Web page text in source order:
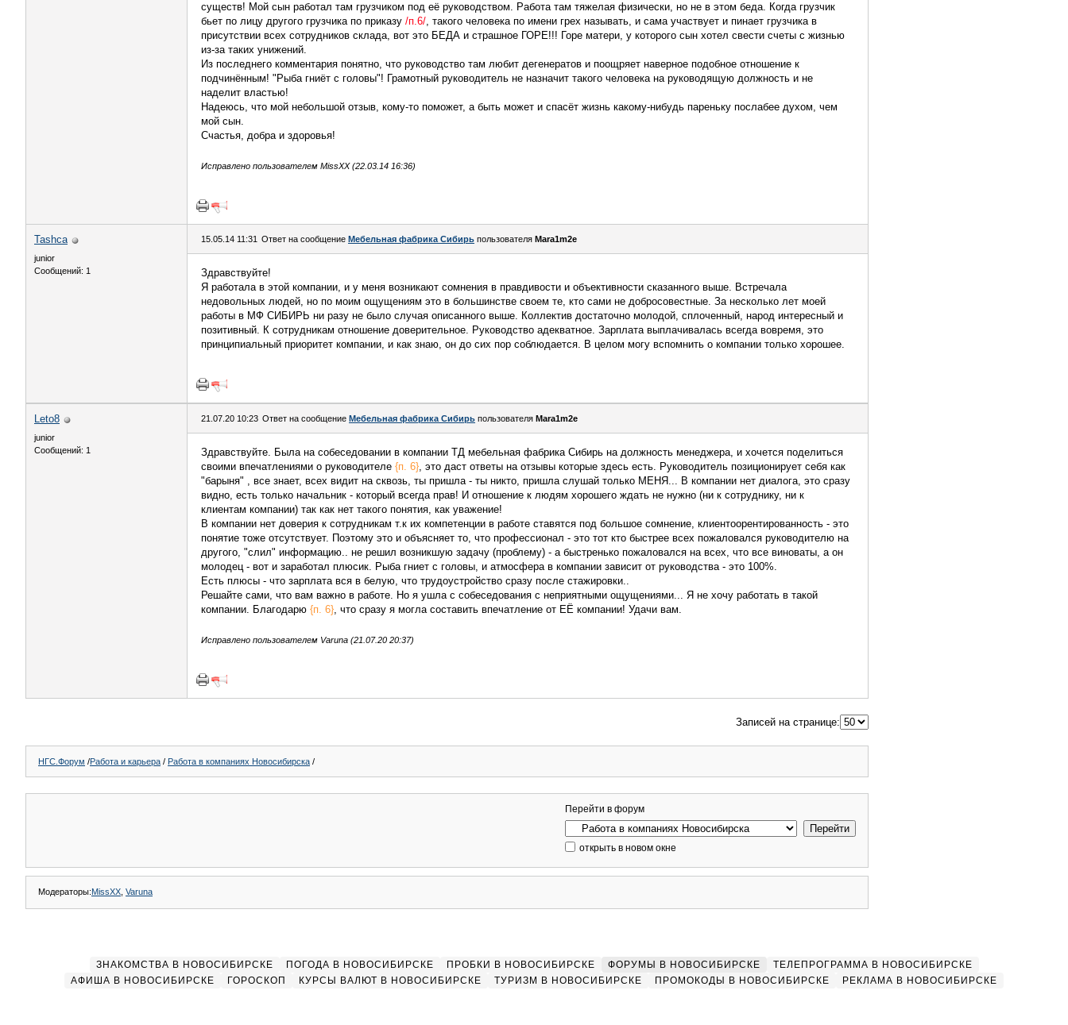
существ! Мой сын работал там грузчиком под её руководством. Работа там тяжелая физически, но не в этом беда. Когда грузчик
бьет по лицу другого грузчика по приказу /п.6/, такого человека по имени грех называть, и сама участвует и пинает грузчика в
присутствии всех сотрудников склада, вот это БЕДА и страшное ГОРЕ!!! Горе матери, у которого сын хотел свести счеты с жизнью
из-за таких унижений.
Из последнего комментария понятно, что руководство там любит дегенератов и поощряет наверное подобное отношение к
подчинённым! "Рыба гниёт с головы"! Грамотный руководитель не назначит такого человека на руководящую должность и не
наделит властью!
Надеюсь, что мой небольшой отзыв, кому-то поможет, а быть может и спасёт жизнь какому-нибудь пареньку послабее духом, чем
мой сын.
Счастья, добра и здоровья!
Исправлено пользователем MissXX (22.03.14 16:36)
Tashca
junior
Сообщений: 1
15.05.14 11:31 Ответ на сообщение Мебельная фабрика Сибирь пользователя Mara1m2e
Здравствуйте!
Я работала в этой компании, и у меня возникают сомнения в правдивости и объективности сказанного выше. Встречала
недовольных людей, но по моим ощущениям это в большинстве своем те, кто сами не добросовестные. За несколько лет моей
работы в МФ СИБИРЬ ни разу не было случая описанного выше. Коллектив достаточно молодой, сплоченный, народ интересный и
позитивный. К сотрудникам отношение доверительное. Руководство адекватное. Зарплата выплачивалась всегда вовремя, это
принципиальный приоритет компании, и как знаю, он до сих пор соблюдается. В целом могу вспомнить о компании только хорошее.
Leto8
junior
Сообщений: 1
21.07.20 10:23 Ответ на сообщение Мебельная фабрика Сибирь пользователя Mara1m2e
Здравствуйте. Была на собеседовании в компании ТД мебельная фабрика Сибирь на должность менеджера, и хочется поделиться
своими впечатлениями о руководителе {п. 6}, это даст ответы на отзывы которые здесь есть. Руководитель позиционирует себя как
"барыня" , все знает, всех видит на сквозь, ты пришла - ты никто, пришла слушай только МЕНЯ... В компании нет диалога, это сразу
видно, есть только начальник - который всегда прав! И отношение к людям хорошего ждать не нужно (ни к сотруднику, ни к
клиентам компании) так как нет такого понятия, как уважение!
В компании нет доверия к сотрудникам т.к их компетенции в работе ставятся под большое сомнение, клиентоорентированность - это
понятие тоже отсутствует. Поэтому это и объясняет то, что профессионал - это тот кто быстрее всех пожаловался руководителю на
другого, "слил" информацию.. не решил возникшую задачу (проблему) - а быстренько пожаловался на всех, что все виноваты, а он
молодец - вот и заработал плюсик. Рыба гниет с головы, и атмосфера в компании зависит от руководства - это 100%.
Есть плюсы - что зарплата вся в белую, что трудоустройство сразу после стажировки..
Решайте сами, что вам важно в работе. Но я ушла с собеседования с неприятными ощущениями... Я не хочу работать в такой
компании. Благодарю {п. 6}, что сразу я могла составить впечатление от ЕЁ компании! Удачи вам.
Исправлено пользователем Varuna (21.07.20 20:37)
Записей на странице:
НГС.Форум /Работа и карьера / Работа в компаниях Новосибирска /
Перейти в форум
открыть в новом окне
Модераторы:MissXX Varuna
ЗНАКОМСТВА В НОВОСИБИРСКЕ ПОГОДА В НОВОСИБИРСКЕ ПРОБКИ В НОВОСИБИРСКЕ ФОРУМЫ В НОВОСИБИРСКЕ
ТЕЛЕПРОГРАММА В НОВОСИБИРСКЕ
АФИША В НОВОСИБИРСКЕ
ГОРОСКОП КУРСЫ ВАЛЮТ В НОВОСИБИРСКЕ ТУРИЗМ В НОВОСИБИРСКЕ ПРОМОКОДЫ В НОВОСИБИРСКЕ РЕКЛАМА В НОВОСИБИРСКЕ